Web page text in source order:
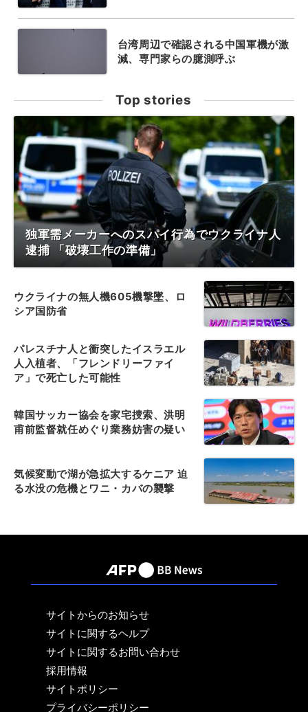
台湾周辺で確認される中国軍機が激
減、専門家らの臆測呼ぶ
Top stories
独軍需メーカーへのスパイ行為でウクライナ人
逮捕 「破壊工作の準備」
ウクライナの無人機605機撃墜、ロ
シア国防省
パレスチナ人と衝突したイスラエル
人入植者、「フレンドリーファイ
ア」で死亡した可能性
韓国サッカー協会を家宅捜索、洪明
甫前監督就任めぐり業務妨害の疑い
気候変動で湖が急拡大するケニア 迫
る水没の危機とワニ・カバの襲撃
サイトからのお知らせ
サイトに関するヘルプ
サイトに関するお問い合わせ
採用情報
サイトポリシー
プライバシーポリシー